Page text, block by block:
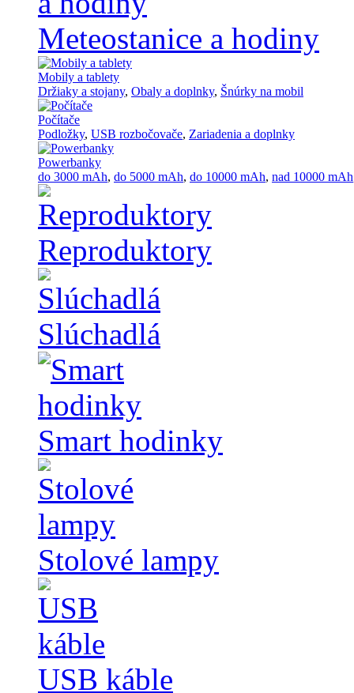
Meteostanice a hodiny
Mobily a tablety
Držiaky a stojany, Obaly a doplnky, Šnúrky na mobil
Počítače
Podložky, USB rozbočovače, Zariadenia a doplnky
Powerbanky
do 3000 mAh, do 5000 mAh, do 10000 mAh, nad 10000 mAh
Reproduktory
Slúchadlá
Smart hodinky
Stolové lampy
USB káble